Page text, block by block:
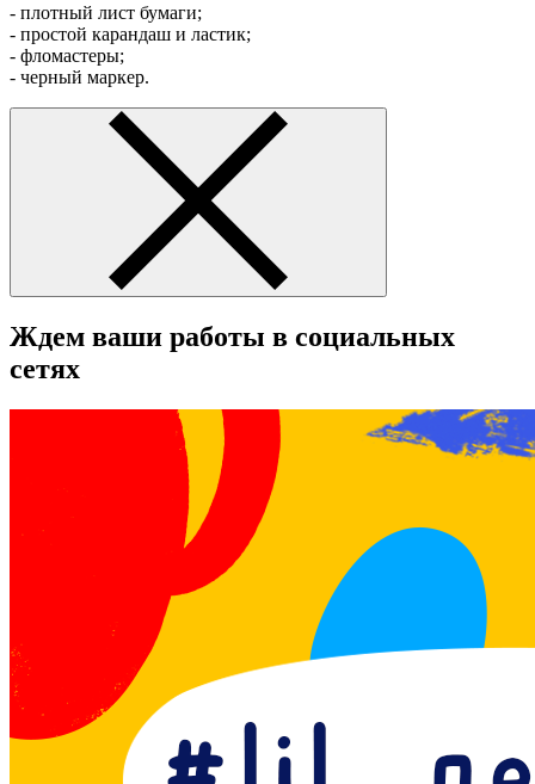
- плотный лист бумаги;
- простой карандаш и ластик;
- фломастеры;
- черный маркер.
Ждем ваши работы в социальных
сетях